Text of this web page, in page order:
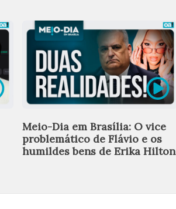
Meio-Dia em Brasília: O vice
problemático de Flávio e os
humildes bens de Erika Hilton